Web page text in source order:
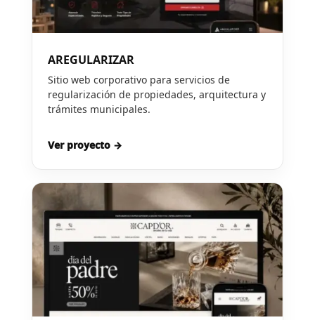
AREGULARIZAR
Sitio web corporativo para servicios de
regularización de propiedades, arquitectura y
trámites municipales.
Ver proyecto →